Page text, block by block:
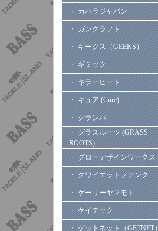
・ カハラジャパン
・ ガンクラフト
・ ギークス（GEEKS）
・ ギミック
・ キラーヒート
・ キュア (Cure)
・ グランパ
・ グラスルーツ (GRASS
ROOTS)
・ グローデザインワークス
・ クワイエットファンク
・ ゲーリーヤマモト
・ ケイテック
・ ゲットネット（GETNET）